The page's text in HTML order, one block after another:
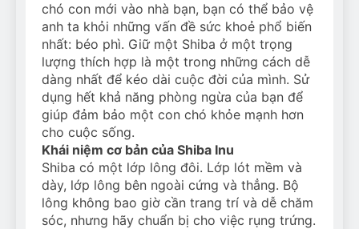
chó con mới vào nhà bạn, bạn có thể bảo vệ
anh ta khỏi những vấn đề sức khoẻ phổ biến
nhất: béo phì. Giữ một Shiba ở một trọng
lượng thích hợp là một trong những cách dễ
dàng nhất để kéo dài cuộc đời của mình. Sử
dụng hết khả năng phòng ngừa của bạn để
giúp đảm bảo một con chó khỏe mạnh hơn
cho cuộc sống.
Khái niệm cơ bản của Shiba Inu
Shiba có một lớp lông đôi. Lớp lót mềm và
dày, lớp lông bên ngoài cứng và thẳng. Bộ
lông không bao giờ cần trang trí và dễ chăm
sóc, nhưng hãy chuẩn bị cho việc rụng trứng.